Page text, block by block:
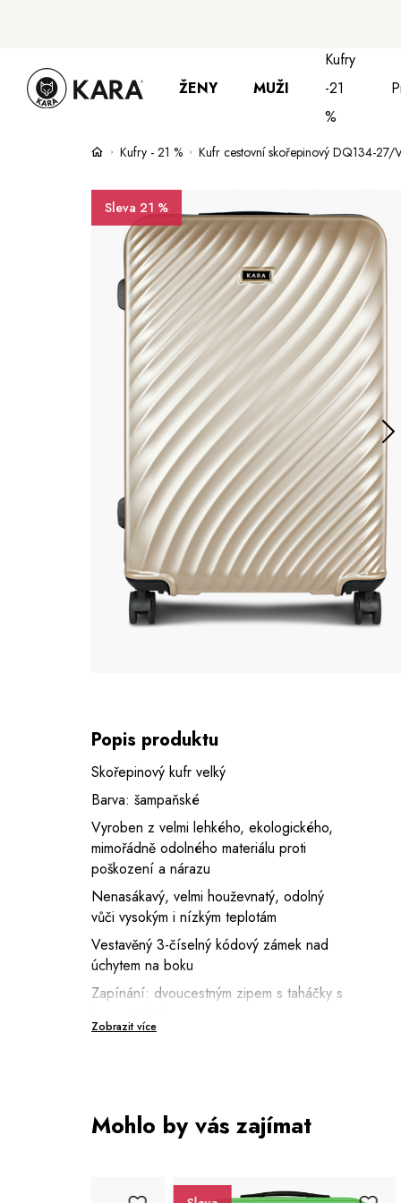
ŽENY
Bundy, kabáty a saka
MUŽI
Bundy, kabáty
Kufry
-21
%
Kufry - 21 % Kufr cestovní skořepinový DQ134-27/
Popis produktu
Skořepinový kufr velký
Barva: šampaňské
Vyroben z velmi lehkého, ekologického,
mimořádně odolného materiálu proti
poškození a nárazu
Nenasákavý, velmi houževnatý, odolný
vůči vysokým i nízkým teplotám
Vestavěný 3-číselný kódový zámek nad
úchytem na boku
Zapínání: dvoucestným zipem s taháčky s
nošení v ruce s logem KARA
4 nožičky na boční straně
ložisková, otočná o 360 stupňů
Zobrazit více
Sleva 21 %
Mohlo by vás zajímat